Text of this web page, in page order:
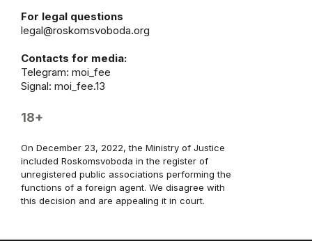
For legal questions
legal@roskomsvoboda.org
Contacts for media:
Telegram: moi_fee
Signal: moi_fee.13
18+
On December 23, 2022, the Ministry of Justice
included Roskomsvoboda in the register of
unregistered public associations performing the
functions of a foreign agent. We disagree with
this decision and are appealing it in court.